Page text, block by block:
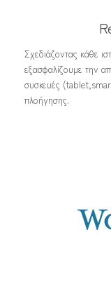
Σχεδιάζοντας κάθε
εξασφαλίζουμε την
συσκευές
πλοήγησης.